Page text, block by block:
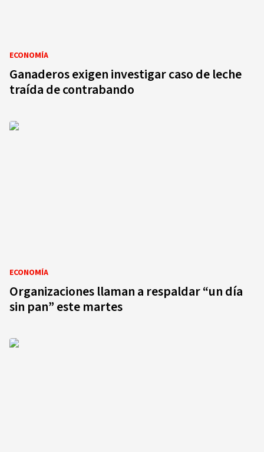
ECONOMÍA
Ganaderos exigen investigar caso de leche
traída de contrabando
ECONOMÍA
Organizaciones llaman a respaldar “un día
sin pan” este martes